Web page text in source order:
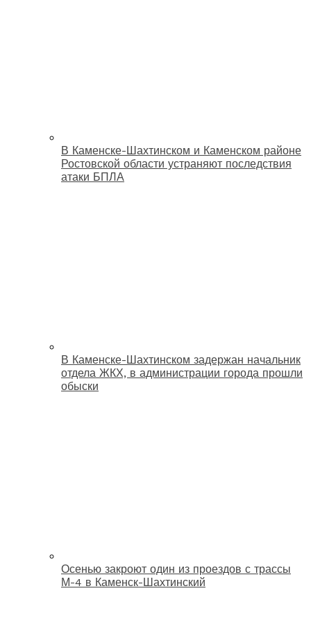
В Каменске-Шахтинском и Каменском районе
Ростовской области устраняют последствия
атаки БПЛА
В Каменске-Шахтинском задержан начальник
отдела ЖКХ, в администрации города прошли
обыски
Осенью закроют один из проездов с трассы
М-4 в Каменск-Шахтинский